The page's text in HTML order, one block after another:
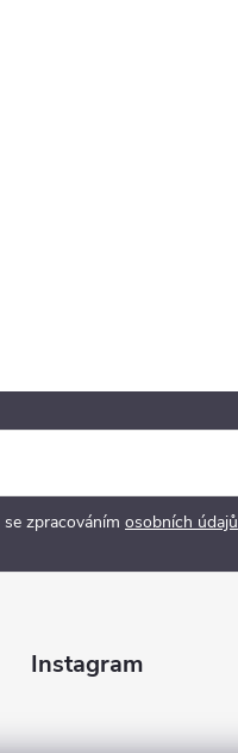
se zpracováním osobních údajů
Instagram